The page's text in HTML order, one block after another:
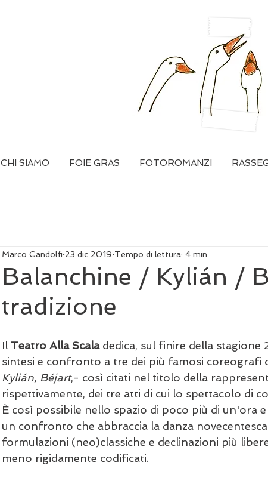
CHI SIAMO FOIE GRAS FOTOROMANZI
Balanchine / Kylián /
tradizione
Marco Gandolfi 23 dic 2019 Tempo di lettura: 4 min
Il Teatro Alla Scala dedica, sul finire della
sintesi e confronto a tre dei più famosi coreografi
Kylián, Béjart,- così citati nel titolo della
rispettivamente, dei tre atti di cui lo spettacolo di
È così possibile nello spazio di poco più di un'ora
un confronto che abbraccia la danza
formulazioni (neo)classiche e declinazioni più
meno rigidamente codificati.